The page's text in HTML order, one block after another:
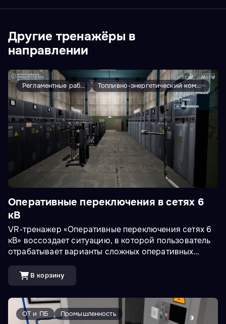
Другие тренажёры в
направлении
Регламентные работы Топливно-энергетический комплекс
Оперативные переключения в сетях 6
кВ
VR-тренажер «Оперативные переключения сетях 6
кВ» воссоздает ситуацию, в которой пользователь
отрабатывает варианты сложных оперативных
согласно бланку переключения для конкретного
сценария и внештатные ситуации: неисправность
ячейки № 6, неисправность ячейки ввода,
неисправность шинного моста.&nbsp;Доступны VR
и ПК режимы.<br><br>
В корзину
ОТ и ПБ Промышленность